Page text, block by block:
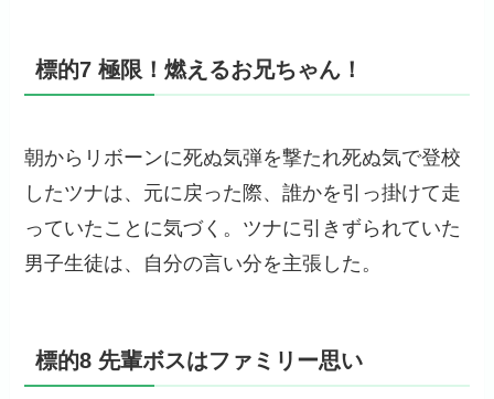
標的7 極限！燃えるお兄ちゃん！
朝からリボーンに死ぬ気弾を撃たれ死ぬ気で登校
したツナは、元に戻った際、誰かを引っ掛けて走
っていたことに気づく。ツナに引きずられていた
男子生徒は、自分の言い分を主張した。
標的8 先輩ボスはファミリー思い